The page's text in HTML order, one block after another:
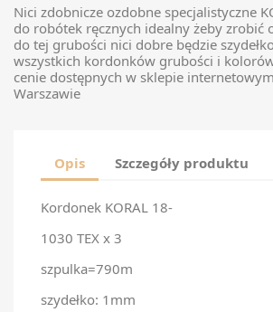
Nici zdobnicze ozdobne specjalistyczne
do robótek ręcznych idealny żeby zrobić
do tej grubości nici dobre będzie
wszystkich kordonków grubości i
cenie dostępnych w sklepie
Warszawie
Opis Szczegóły produktu
Kordonek KORAL 18-
1030 TEX x 3
szpulka=790m
szydełko: 1mm